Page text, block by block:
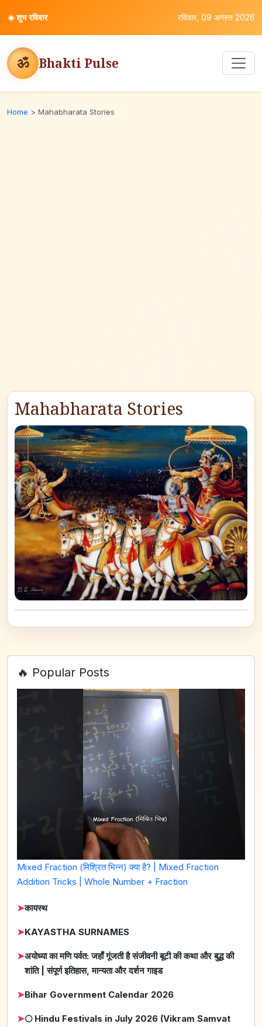
☀️शुभ रविवार रविवार, 09 अगस्त 2026
ॐ Bhakti Pulse
Home > Mahabharata Stories
Mahabharata Stories
🔥 Popular Posts
Mixed Fraction (मिश्रित भिन्न) क्या है? | Mixed Fraction
Addition Tricks | Whole Number + Fraction
➤कायस्थ
➤KAYASTHA SURNAMES
➤अयोध्या का मणि पर्वत: जहाँ गूंजती है संजीवनी बूटी की कथा और बुद्ध की
शांति | संपूर्ण इतिहास, मान्यता और दर्शन गाइड
➤Bihar Government Calendar 2026
➤🌕 Hindu Festivals in July 2026 (Vikram Samvat